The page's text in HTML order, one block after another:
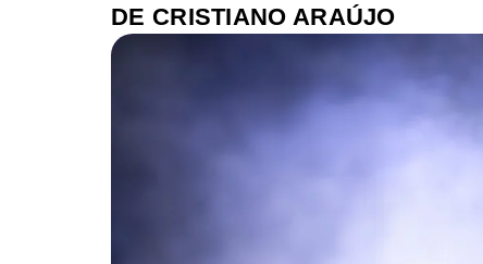
DE CRISTIANO ARAÚJO